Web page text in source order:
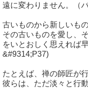
遠に変わりません。（
古いものから新しいも
その古いものを愛し、
をいとおしく思えれば
&#9314;P37)
たとえば、禅の師匠が
彼らは、ただ淡々と行